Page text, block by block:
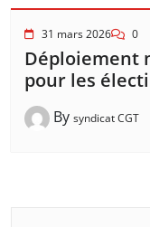
31 mars 2026 0
Déploiement
pour les
By syndicat CGT